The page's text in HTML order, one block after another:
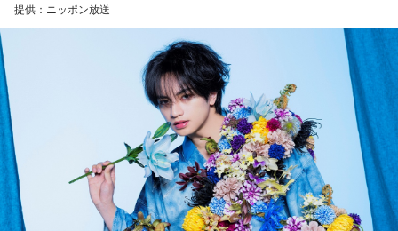
――石垣島で自主トレをともにした後輩である篠原響投手の
活躍をどうご覧になられましたか？
山田「球速がすごくて、僕も追いつけるように頑張ります」
――オールスターゲームの前に1軍へ復帰しました。ここまで
2試合に登板してみていかがですか？
山田「自分の持ち味が出せて抑えられることができたので、
そこは1番よかったのかなと思います。試合で投げる、野球が
できる感謝というのも再び感じることができましたし、野球
◎メールテーマ『鬼事』
TVアニメ『逃げ上手の若君』第2期オープニングテーマ「鬼
事」。中島健人はこの「鬼事」を「日々のイラッとした出来
事」や「心がザワザワした、モヤモヤした事」を表す言葉と
してカジュアルに使っています。そんな、あなたの周りで起
きた「鬼事」を教えてください。
提供：ニッポン放送